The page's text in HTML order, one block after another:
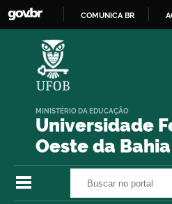
COMUNICA BR
Universidade
Oeste da Bahia
MINISTÉRIO DA EDUCAÇÃO